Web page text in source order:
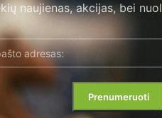
naujienas, akcijas, bei